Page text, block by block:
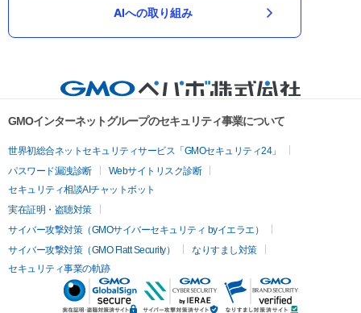
AIへの取り組み
GMOインターネットグループのセキュリティ事業について
世界初総合ネットセキュリティサービス「GMOセキュリティ24」
パスワード漏洩診断
Webサイトリスク診断
セキュリティ相談AIチャットボット
実在証明・盗聴対策
サイバー攻撃対策（GMOサイバーセキュリティ byイエラエ）
サイバー攻撃対策（GMO Flatt Security）
なりすまし対策
セキュリティ事業の軌跡